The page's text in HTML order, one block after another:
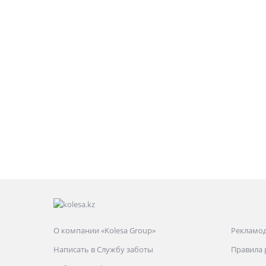
О компании «Kolesa Group»
Написать в Службу заботы
Правила